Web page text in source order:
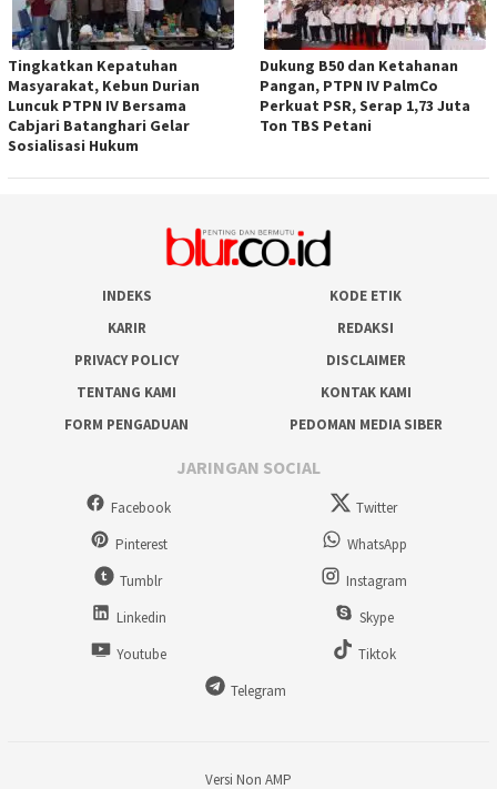
Tingkatkan Kepatuhan
Masyarakat, Kebun Durian
Luncuk PTPN IV Bersama
Cabjari Batanghari Gelar
Sosialisasi Hukum
Dukung B50 dan Ketahanan
Pangan, PTPN IV PalmCo
Perkuat PSR, Serap 1,73 Juta
Ton TBS Petani
INDEKS
KODE ETIK
KARIR
REDAKSI
PRIVACY POLICY
DISCLAIMER
TENTANG KAMI
KONTAK KAMI
FORM PENGADUAN
PEDOMAN MEDIA SIBER
JARINGAN SOCIAL
Facebook
Twitter
Pinterest
WhatsApp
Tumblr
Instagram
Linkedin
Skype
Youtube
Tiktok
Telegram
Versi Non AMP